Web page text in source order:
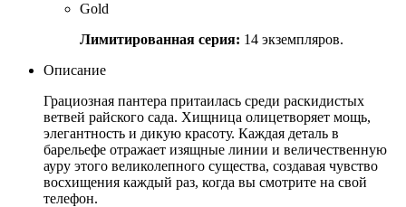
Лимитированная серия: 14 экземпляров.
Описание
Грациозная пантера притаилась среди раскидистых
ветвей райского сада. Хищница олицетворяет мощь,
элегантность и дикую красоту. Каждая деталь в
барельефе отражает изящные линии и величественную
ауру этого великолепного существа, создавая чувство
восхищения каждый раз, когда вы смотрите на свой
телефон.